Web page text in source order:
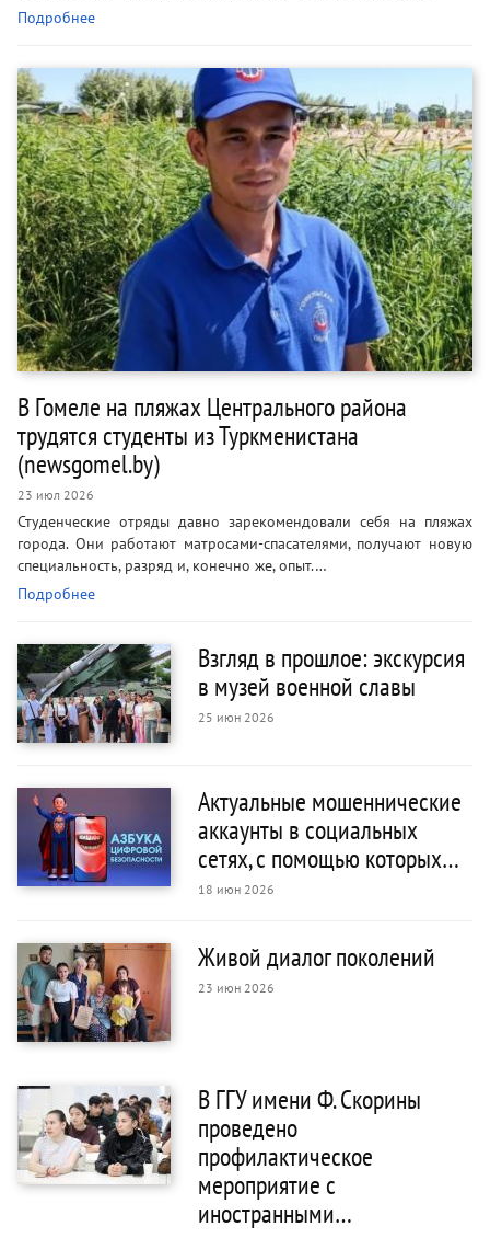
Подробнее
В Гомеле на пляжах Центрального района
трудятся студенты из Туркменистана
(newsgomel.by)
23 июл 2026
Студенческие отряды давно зарекомендовали себя на пляжах
города. Они работают матросами-спасателями, получают новую
специальность, разряд и, конечно же, опыт.…
Подробнее
Взгляд в прошлое: экскурсия
в музей военной славы
25 июн 2026
Живой диалог поколений
23 июн 2026
Актуальные мошеннические
аккаунты в социальных
сетях, с помощью которых…
18 июн 2026
В ГГУ имени Ф. Скорины
проведено
профилактическое
мероприятие с
иностранными…